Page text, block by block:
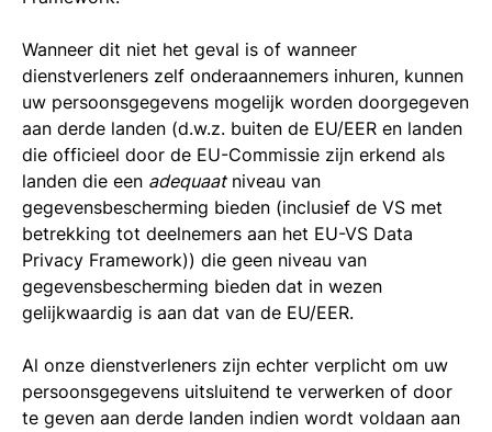
Wanneer dit niet het geval is of wanneer
dienstverleners zelf onderaannemers inhuren, kunnen
uw persoonsgegevens mogelijk worden doorgegeven
aan derde landen (d.w.z. buiten de EU/EER en landen
die officieel door de EU-Commissie zijn erkend als
landen die een adequaatniveau van
gegevensbescherming bieden (inclusief de VS met
betrekking tot deelnemers aan het EU-VS Data
Privacy Framework)) die geen niveau van
gegevensbescherming bieden dat in wezen
gelijkwaardig is aan dat van de EU/EER.
Al onze dienstverleners zijn echter verplicht om uw
persoonsgegevens uitsluitend te verwerken of door
te geven aan derde landen indien wordt voldaan aan